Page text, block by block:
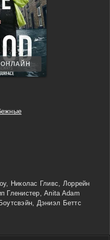
Николас Гливс, Лоррейн
Гленистер, Anita Adam
Дэниэл Беттс